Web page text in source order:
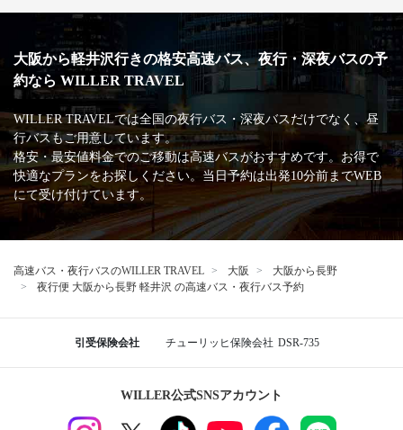
大阪から軽井沢行きの格安高速バス、夜行・深夜バスの予
約なら WILLER TRAVEL
WILLER TRAVELでは全国の夜行バス・深夜バスだけでなく、昼
行バスもご用意しています。
格安・最安値料金でのご移動は高速バスがおすすめです。お得で
快適なプランをお探しください。当日予約は出発10分前までWEB
にて受け付けています。
高速バス・夜行バスのWILLER TRAVEL 大阪
大阪から長野
夜行便 大阪から長野 軽井沢 の高速バス・夜行バス予約
引受保険会社 チューリッヒ保険会社 DSR-735
WILLER公式SNSアカウント